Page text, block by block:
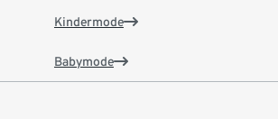
Kindermode
Babymode